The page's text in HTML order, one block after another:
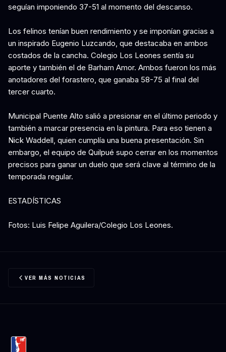
seguían imponiendo 37-51 al momento del descanso.
Los felinos tenían buen rendimiento y se imponían gracias a
un inspirado Eugenio Luzcando, que destacaba en ambos
costados de la cancha. Colegio Los Leones sentía su
aporte y también el de Barham Amor. Ambos fueron los más
anotadores del forastero, que ganaba 58-75 al final del
tercer cuarto.
Municipal Puente Alto salió a presionar en el último periodo y
también a marcar presencia en la pintura. Para eso tienen a
Nick Waddell, quien cumplía una buena presentación. Sin
embargo, el equipo de Quilpué supo cerrar en los momentos
precisos para ganar un duelo que será clave al término de la
temporada regular.
ESTADÍSTICAS
Fotos: Luis Felipe Aguilera/Colegio Los Leones.
VER MÁS NOTICIAS